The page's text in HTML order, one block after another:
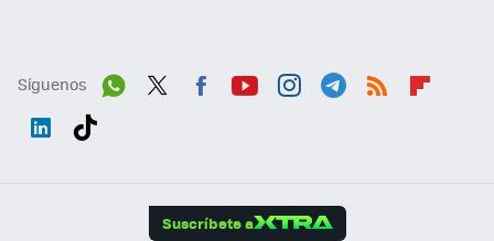
Síguenos
Suscríbete a